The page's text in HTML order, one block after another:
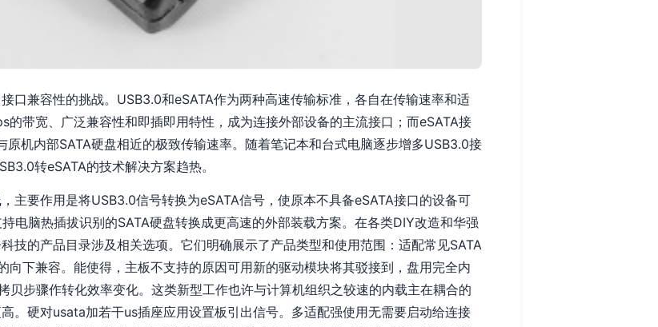
口兼容性的挑战。USB3.0和eSATA作为两种高速传输标准，各自在传输速率和适
带宽、广泛兼容性和即插即用特性，成为连接外部设备的主流接口；而eSATA接
原机内部SATA硬盘相近的极致传输速率。随着笔记本和台式电脑逐步增多USB3.0接
转eSATA的技术解决方案趋热。
主要作用是将USB3.0信号转换为eSATA信号，使原本不具备eSATA接口的设备可
脑热插拔识别的SATA硬盘转换成更高速的外部装载方案。在各类DIY改造和华强
技的产品目录涉及相关选项。它们明确展示了产品类型和使用范围：适配常见SATA
下兼容。能使得，主板不支持的原因可用新的驱动模块将其驳接到，盘用完全内
贝步骤作转化效率变化。这类新型工作也许与计算机组织之较速的内载主在耦合的
。硬对usata加若干us插座应用设置板引出信号。多适配强使用无需要启动给连接